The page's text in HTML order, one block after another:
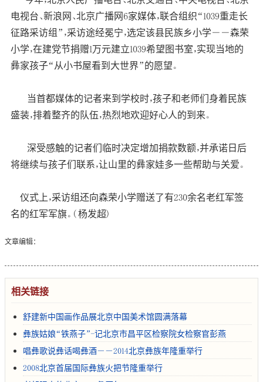
电视台、新浪网、北京广播网6家媒体，联合组织“1039重走长
征路采访组”，采访途经冕宁，选定该县民族乡小学――森荣
小学，在建党节捐赠1万元建立1039希望图书室，实现当地的
彝家孩子“从小书屋看到大世界”的愿望。
当首都媒体的记者来到学校时，孩子和老师们身着民族
盛装，排着整齐的队伍，热烈地欢迎好心人的到来。
深受感触的记者们临时决定增加捐款数额，并承诺日后
将继续与孩子们联系，让山里的彝家娃多一些帮助与关爱。
仪式上，采访组还向森荣小学赠送了有230余名老红军签
名的红军军旗。 ( 杨发超)
文章编辑：
相关链接
舒建新中国画作品展北京中国美术馆圆满落幕
彝族姑娘“铁燕子”-记北京市昌平区检察院女检察官彭燕
唱彝歌说彝话喝彝酒――2014北京彝族年隆重举行
2008北京首届国际彝族火把节隆重举行